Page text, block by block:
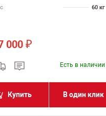
60 кг
000 ₽
Есть в наличии
Купить В один клик